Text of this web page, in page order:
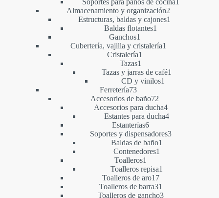
Almacenamiento y organización2
Estructuras, baldas y cajones1
Baldas flotantes1
Ganchos1
producto
Cubertería, vajilla y cristalería1
Cristalería1
Tazas1
producto
Tazas y jarras de café1
CD y vinilos1
Ferretería7373
productos
Accesorios de baño7272
productos
Accesorios para ducha44
productos
Estantes para ducha44
Estanterías66
productos
Soportes y dispensadores33
Baldas de baño1
Contenedores1
Toalleros1
producto
Toalleros repisa1
Toalleros de aro1717
productos
Toalleros de barra31
productos
Toalleros de gancho33